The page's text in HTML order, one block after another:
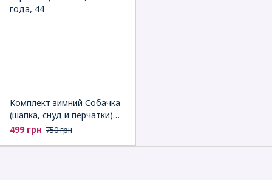
Комплект зимний Собачка
(шапка, снуд и перчатки)
FONEM
499 грн 750 грн